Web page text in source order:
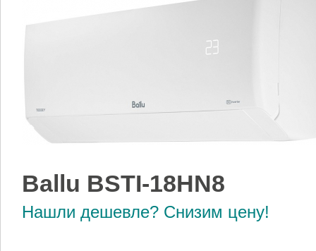
Ballu BSTI-18HN8
Нашли дешевле? Снизим цену!